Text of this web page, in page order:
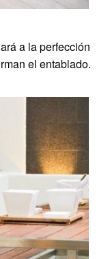
a la perfección
el entablado.